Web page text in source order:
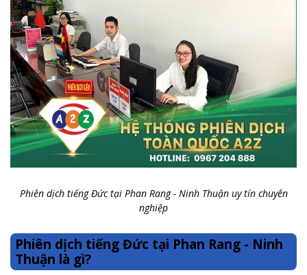
Phiên dịch tiếng Đức tại Phan Rang - Ninh Thuận uy tín chuyên
nghiệp
Phiên dịch tiếng Đức tại Phan Rang - Ninh
Thuận là gì?